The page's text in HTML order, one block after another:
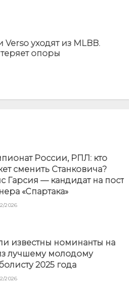
Verso уходят из MLBB.
опоры
России, РПЛ: кто
сменить Станковича?
Гарсия — кандидат на пост
«Спартака»
2026
известны номинанты на
лучшему молодому
2025 года
2026